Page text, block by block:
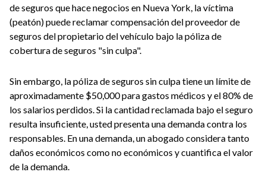
de seguros que hace negocios en Nueva York, la víctima
(peatón) puede reclamar compensación del proveedor de
seguros del propietario del vehículo bajo la póliza de
cobertura de seguros "sin culpa".
Sin embargo, la póliza de seguros sin culpa tiene un límite de
aproximadamente $50,000 para gastos médicos y el 80% de
los salarios perdidos. Si la cantidad reclamada bajo el seguro
resulta insuficiente, usted presenta una demanda contra los
responsables. En una demanda, un abogado considera tanto
daños económicos como no económicos y cuantifica el valor
de la demanda.